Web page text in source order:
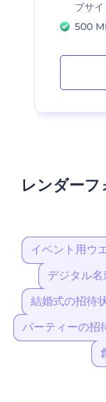
ブサ
500
レンダー
イベント用ウ
デジタル名
結婚式の招待
パーティーの招